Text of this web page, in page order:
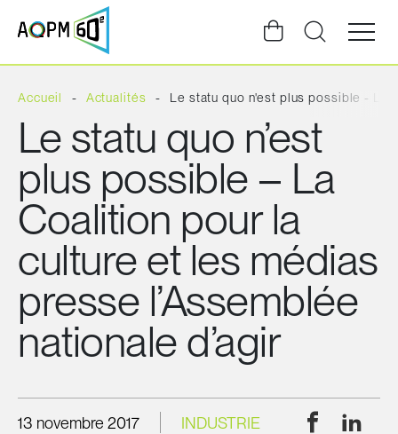
Ouvrir
la
du
Accueil Actualités Le statu quo n'est plus possible - La
Le statu quo n’est
plus possible – La
Coalition pour la
culture et les médias
presse l’Assemblée
nationale d’agir
13 novembre 2017 INDUSTRIE Facebook